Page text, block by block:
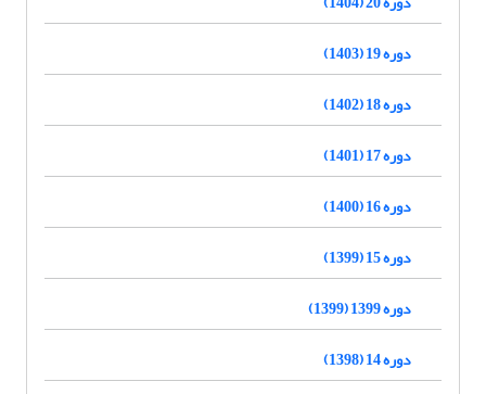
دوره 19 (1403)
دوره 18 (1402)
دوره 17 (1401)
دوره 16 (1400)
دوره 15 (1399)
دوره 1399 (1399)
دوره 14 (1398)